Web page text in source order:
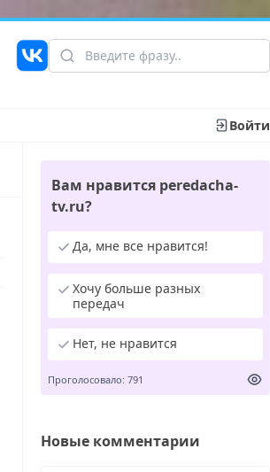
Войти
Вам нравится peredacha-
tv.ru?
Да, мне все нравится!
Хочу больше разных
передач
Нет, не нравится
Проголосовало: 791
Новые комментарии